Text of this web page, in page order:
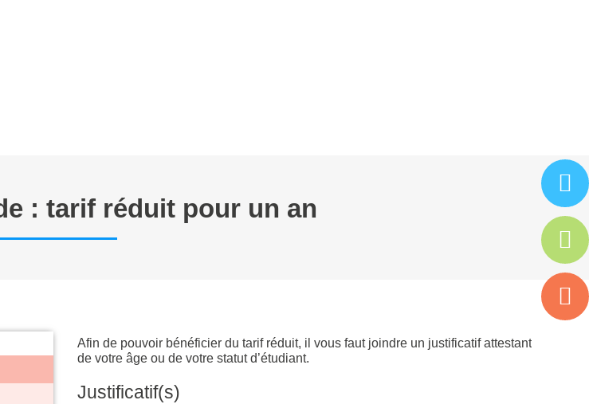
: tarif réduit pour un an
Afin de pouvoir bénéficier du tarif réduit, il vous faut joindre un justificatif attestant
de votre âge ou de votre statut d’étudiant.
Justificatif(s)